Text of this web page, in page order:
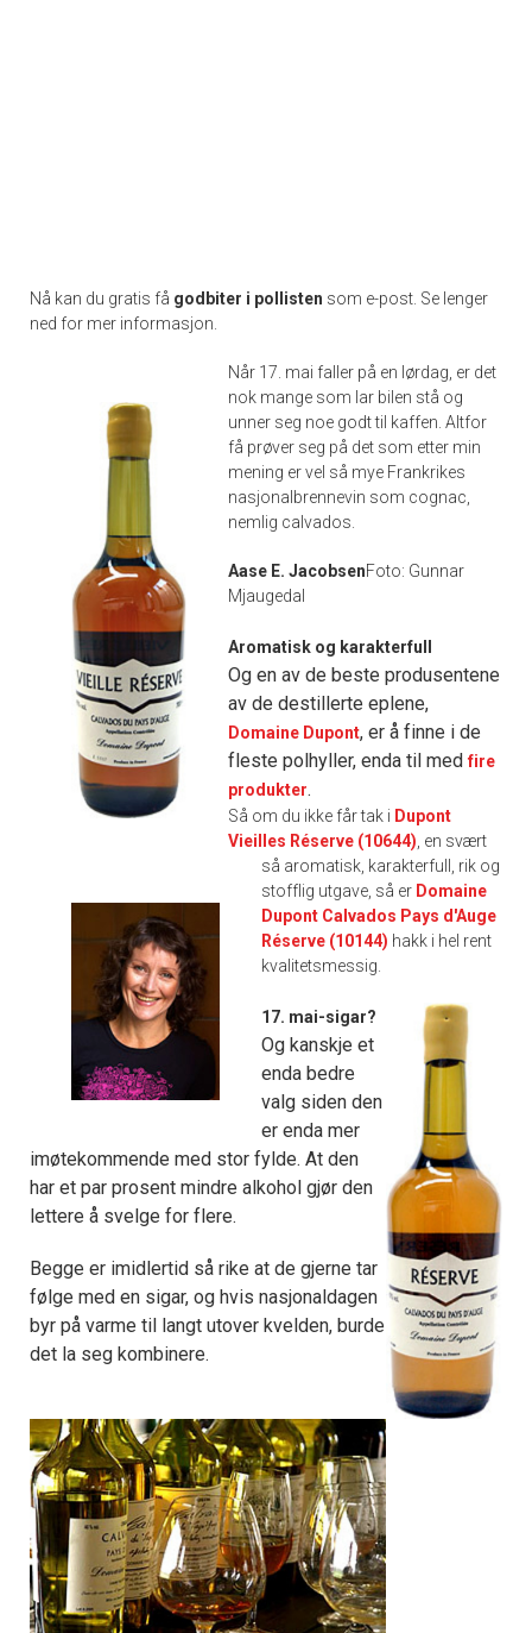
Nå kan du gratis få godbiter i pollisten som e-post. Se lenger
ned for mer informasjon.
Når 17. mai faller på en lørdag, er det
nok mange som lar bilen stå og
unner seg noe godt til kaffen. Altfor
få prøver seg på det som etter min
mening er vel så mye Frankrikes
nasjonalbrennevin som cognac,
nemlig calvados.
Aase E. JacobsenFoto: Gunnar
Mjaugedal
Aromatisk og karakterfull
Og en av de beste produsentene
av de destillerte eplene,
Domaine Dupont, er å finne i de
fleste polhyller, enda til medfire
produkter.
Så om du ikke får tak i Dupont
Vieilles Réserve (10644) , en svært
så aromatisk, karakterfull, rik og
stofflig utgave, så er Domaine
Dupont Calvados Pays d'Auge
Réserve (10144) hakk i hel rent
kvalitetsmessig.
17. mai-sigar?
Og kanskje et
enda bedre
valg siden den
er enda mer
imøtekommende med stor fylde. At den
har et par prosent mindre alkohol gjør den
lettere å svelge for flere.
Begge er imidlertid så rike at de gjerne tar
følge med en sigar, og hvis nasjonaldagen
byr på varme til langt utover kvelden, burde
det la seg kombinere.